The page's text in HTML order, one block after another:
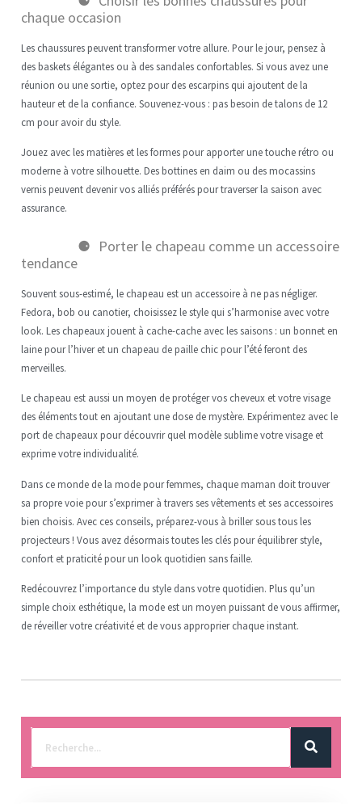
chaque occasion
Les chaussures peuvent transformer votre allure. Pour le jour, pensez à
des baskets élégantes ou à des sandales confortables. Si vous avez une
réunion ou une sortie, optez pour des escarpins qui ajoutent de la
hauteur et de la confiance. Souvenez-vous : pas besoin de talons de 12
cm pour avoir du style.
Jouez avec les matières et les formes pour apporter une touche rétro ou
moderne à votre silhouette. Des bottines en daim ou des mocassins
vernis peuvent devenir vos alliés préférés pour traverser la saison avec
assurance.
Porter le chapeau comme un accessoire
tendance
Souvent sous-estimé, le chapeau est un accessoire à ne pas négliger.
Fedora, bob ou canotier, choisissez le style qui s’harmonise avec votre
look. Les chapeaux jouent à cache-cache avec les saisons : un bonnet en
laine pour l’hiver et un chapeau de paille chic pour l’été feront des
merveilles.
Le chapeau est aussi un moyen de protéger vos cheveux et votre visage
des éléments tout en ajoutant une dose de mystère. Expérimentez avec le
port de chapeaux pour découvrir quel modèle sublime votre visage et
exprime votre individualité.
Dans ce monde de la mode pour femmes, chaque maman doit trouver
sa propre voie pour s’exprimer à travers ses vêtements et ses accessoires
bien choisis. Avec ces conseils, préparez-vous à briller sous tous les
projecteurs ! Vous avez désormais toutes les clés pour équilibrer style,
confort et praticité pour un look quotidien sans faille.
Redécouvrez l’importance du style dans votre quotidien. Plus qu’un
simple choix esthétique, la mode est un moyen puissant de vous affirmer,
de réveiller votre créativité et de vous approprier chaque instant.